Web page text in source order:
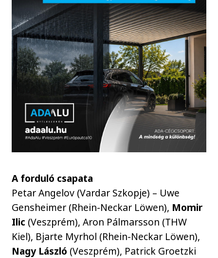
A forduló csapata
Petar Angelov (Vardar Szkopje) – Uwe
Gensheimer (Rhein-Neckar Löwen), Momir
Ilic (Veszprém), Aron Pálmarsson (THW
Kiel), Bjarte Myrhol (Rhein-Neckar Löwen),
Nagy László (Veszprém), Patrick Groetzki